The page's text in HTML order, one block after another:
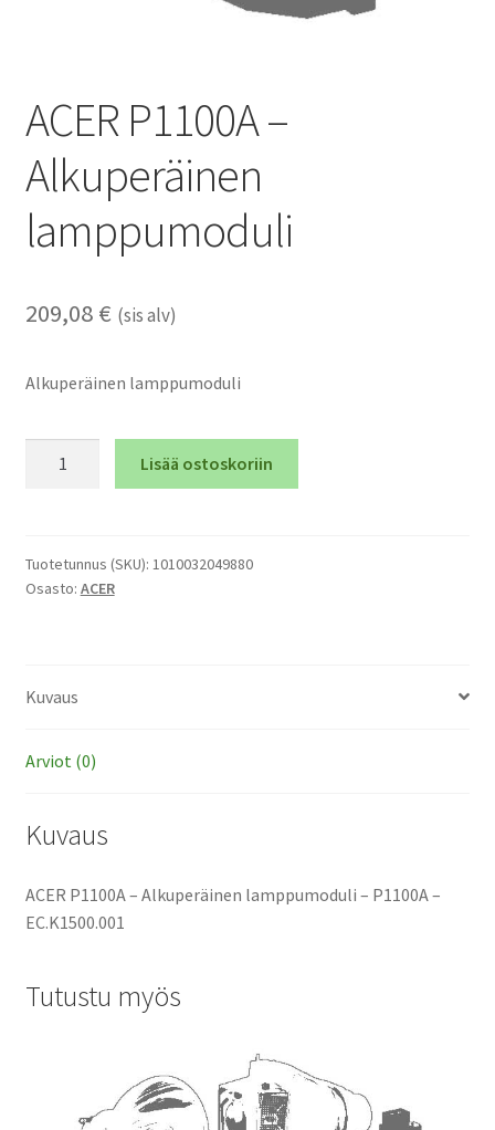
ACER P1100A –
Alkuperäinen
lamppumoduli
209,08 € (sis alv)
Alkuperäinen lamppumoduli
lamppumoduli
määrä
Lisää ostoskoriin
Tuotetunnus (SKU): 1010032049880
Osasto: ACER
Kuvaus
Arviot (0)
Kuvaus
ACER P1100A – Alkuperäinen lamppumoduli – P1100A –
EC.K1500.001
Tutustu myös